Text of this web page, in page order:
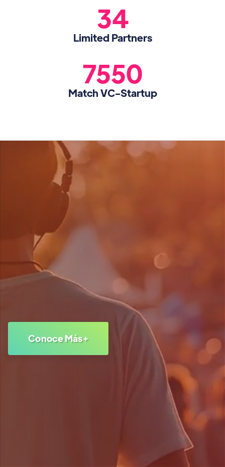
34
Limited Partners
7550
Match VC-Startup
Conoce Más+